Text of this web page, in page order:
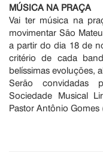
MÚSICA NA PRAÇA
Vai ter música na
movimentar São
a partir do dia 18 de
critério de cada
belíssimas evoluções,
Serão convidadas
Sociedade Musical
Pastor Antônio Gomes